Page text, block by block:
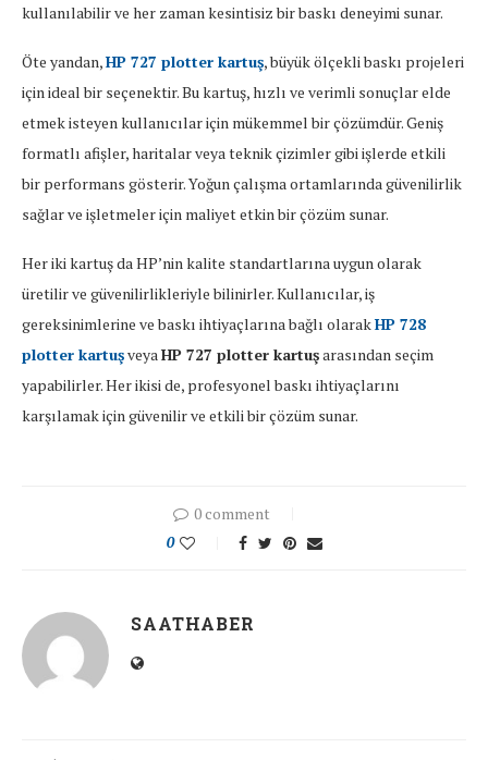
kullanılabilir ve her zaman kesintisiz bir baskı deneyimi sunar.
Öte yandan,HP 727 plotter kartuş, büyük ölçekli baskı projeleri
için ideal bir seçenektir. Bu kartuş, hızlı ve verimli sonuçlar elde
etmek isteyen kullanıcılar için mükemmel bir çözümdür. Geniş
formatlı afişler, haritalar veya teknik çizimler gibi işlerde etkili
bir performans gösterir. Yoğun çalışma ortamlarında güvenilirlik
sağlar ve işletmeler için maliyet etkin bir çözüm sunar.
Her iki kartuş da HP’nin kalite standartlarına uygun olarak
üretilir ve güvenilirlikleriyle bilinirler. Kullanıcılar, iş
gereksinimlerine ve baskı ihtiyaçlarına bağlı olarakHP 728
plotter kartuşveya HP 727 plotter kartuşarasından seçim
yapabilirler. Her ikisi de, profesyonel baskı ihtiyaçlarını
karşılamak için güvenilir ve etkili bir çözüm sunar.
0 comment
0
SAATHABER